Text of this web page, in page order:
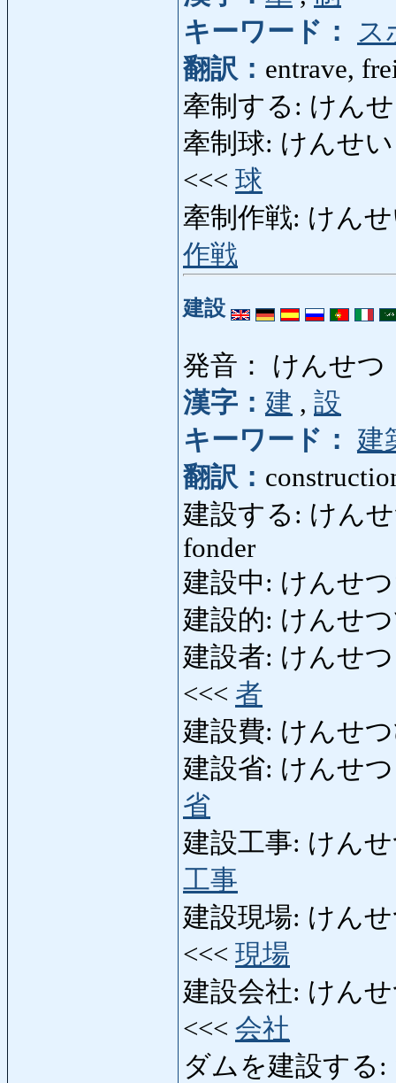
キーワード：
ス
翻訳： entrave,
牽制する: けんせ
牽制球: けんせい
<<< 球
牽制作戦: けんせ
作戦
建設
発音： けんせつ
漢字： 建 , 設
キーワード：
建
翻訳：
建設する: けんせ
fonder
建設中: けんせ
建設的: けんせ
建設者: けんせつ
<<< 者
建設費: けんせ
建設省: けんせつ
省
建設工事: けんせ
工事
建設現場: けんせ
<<< 現場
建設会社: けんせ
<<< 会社
ダムを建設する: